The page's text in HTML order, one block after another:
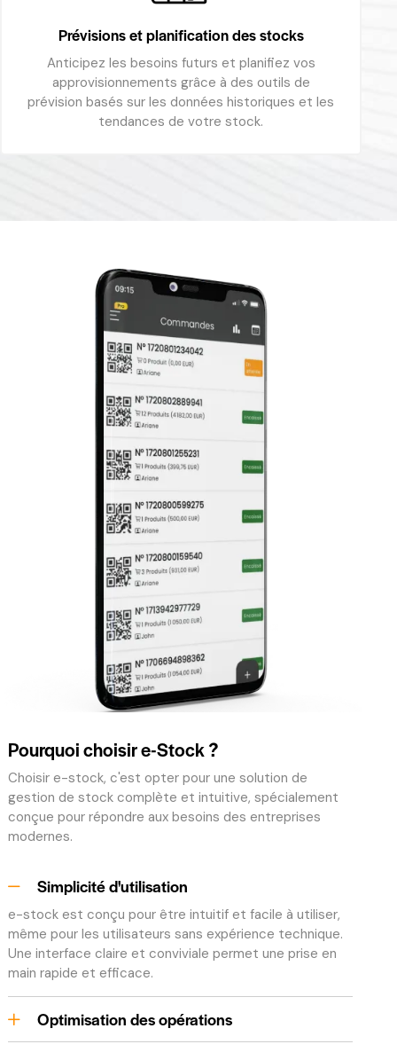
Prévisions et planification des stocks
Anticipez les besoins futurs et planifiez vos
approvisionnements grâce à des outils de
prévision basés sur les données historiques et les
tendances de votre stock.
Pourquoi choisir e-Stock ?
Choisir e-stock, c'est opter pour une solution de
gestion de stock complète et intuitive, spécialement
conçue pour répondre aux besoins des entreprises
modernes.
Simplicité d'utilisation
e-stock est conçu pour être intuitif et facile à utiliser,
même pour les utilisateurs sans expérience technique.
Une interface claire et conviviale permet une prise en
main rapide et efficace.
Optimisation des opérations